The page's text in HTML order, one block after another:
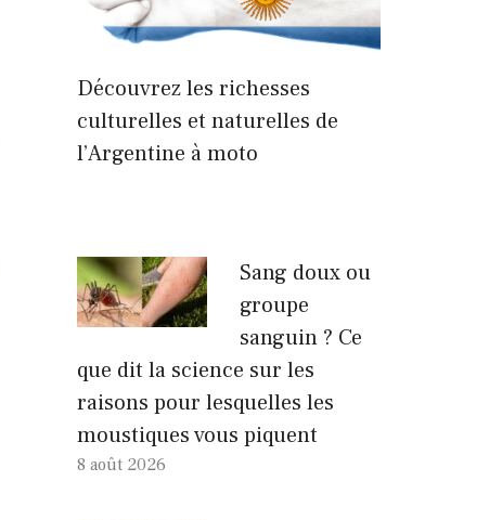
Découvrez les richesses
culturelles et naturelles de
l’Argentine à moto
Sang doux ou
groupe
sanguin ? Ce
que dit la science sur les
raisons pour lesquelles les
moustiques vous piquent
8 août 2026